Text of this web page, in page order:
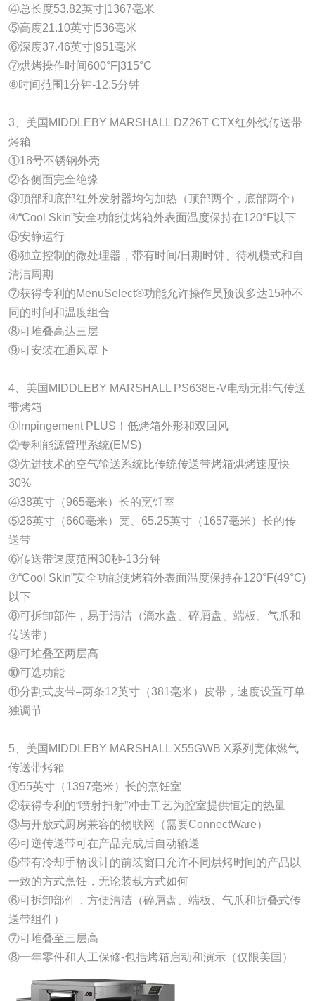
④总长度53.82英寸|1367毫米
⑤高度21.10英寸|536毫米
⑥深度37.46英寸|951毫米
⑦烘烤操作时间600°F|315°C
⑧时间范围1分钟-12.5分钟
3、美国MIDDLEBY MARSHALL DZ26T CTX红外线传送带
烤箱
①18号不锈钢外壳
②各侧面完全绝缘
③顶部和底部红外发射器均匀加热（顶部两个，底部两个）
④“Cool Skin”安全功能使烤箱外表面温度保持在120°F以下
⑤安静运行
⑥独立控制的微处理器，带有时间/日期时钟、待机模式和自
清洁周期
⑦获得专利的MenuSelect®功能允许操作员预设多达15种不
同的时间和温度组合
⑧可堆叠高达三层
⑨可安装在通风罩下
4、美国MIDDLEBY MARSHALL PS638E-V电动无排气传送
带烤箱
①Impingement PLUS！低烤箱外形和双回风
②专利能源管理系统(EMS)
③先进技术的空气输送系统比传统传送带烤箱烘烤速度快
30%
④38英寸（965毫米）长的烹饪室
⑤26英寸（660毫米）宽、65.25英寸（1657毫米）长的传
送带
⑥传送带速度范围30秒-13分钟
⑦“Cool Skin”安全功能使烤箱外表面温度保持在120°F(49°C)
以下
⑧可拆卸部件，易于清洁（滴水盘、碎屑盘、端板、气爪和
传送带）
⑨可堆叠至两层高
⑩可选功能
⑪分割式皮带–两条12英寸（381毫米）皮带，速度设置可单
独调节
5、美国MIDDLEBY MARSHALL X55GWB X系列宽体燃气
传送带烤箱
①55英寸（1397毫米）长的烹饪室
②获得专利的“喷射扫射”冲击工艺为腔室提供恒定的热量
③与开放式厨房兼容的物联网（需要ConnectWare）
④可逆传送带可在产品完成后自动输送
⑤带有冷却手柄设计的前装窗口允许不同烘烤时间的产品以
一致的方式烹饪，无论装载方式如何
⑥可拆卸部件，方便清洁（碎屑盘、端板、气爪和折叠式传
送带组件）
⑦可堆叠至三层高
⑧一年零件和人工保修-包括烤箱启动和演示（仅限美国）